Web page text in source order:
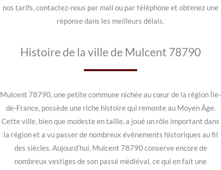
nos tarifs, contactez-nous par mail ou par téléphone et obtenez une
réponse dans les meilleurs délais.
Histoire de la ville de Mulcent 78790
Mulcent 78790, une petite commune nichée au cœur de la région Île-
de-France, possède une riche histoire qui remonte au Moyen Âge.
Cette ville, bien que modeste en taille, a joué un rôle important dans
la région et a vu passer de nombreux événements historiques au fil
des siècles. Aujourd’hui, Mulcent 78790 conserve encore de
nombreux vestiges de son passé médiéval, ce qui en fait une